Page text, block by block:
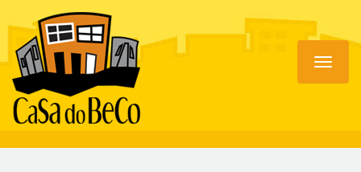
Toggle